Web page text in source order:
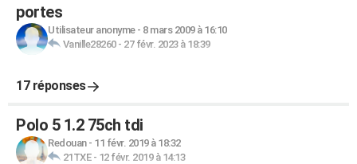
portes
Utilisateur anonyme- 8 mars 2009 à 16:10
Vanille28260- 27 févr. 2023 à 18:39
17 réponses
Polo 5 1.2 75ch tdi
Redouan- 11 févr. 2019 à 18:32
21TXE- 12 févr. 2019 à 14:13